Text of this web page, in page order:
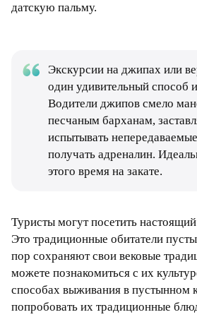
датскую пальму.
Экскурсии на джипах или
один удивительный способ
Водители джипов смело
песчаным барханам,
испытывать
получать адреналин.
этого время на закате.
Туристы могут посетить
Это традиционные обитатели
пор сохраняют свои вековые
можете познакомиться с их
способах выживания в пустынном
попробовать их традиционные